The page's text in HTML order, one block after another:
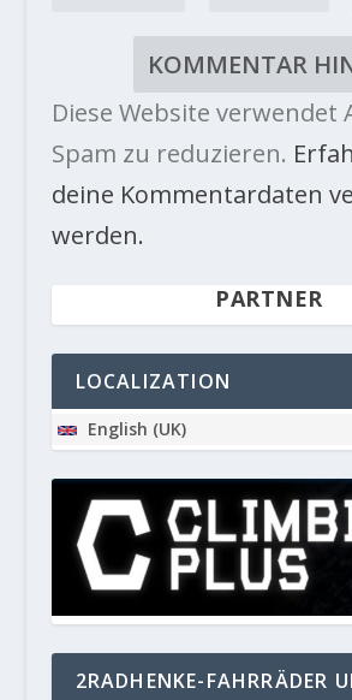
Diese Website verwendet
Spam zu reduzieren.
deine Kommentardaten
werden.
PARTNER
LOCALIZATION
English (UK)
2RADHENKE-FAHRRÄDER